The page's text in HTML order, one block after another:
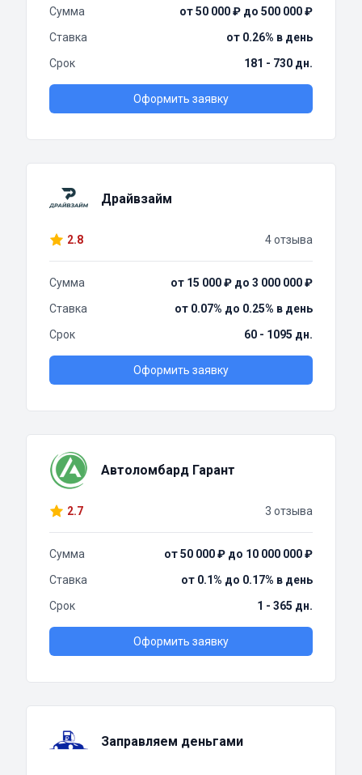
Сумма
от 50 000 ₽ до 500 000 ₽
Ставка
от 0.26% в день
Срок
181 - 730 дн.
Оформить заявку
Драйвзайм
2.8 4 отзыва
Сумма
от 15 000 ₽ до 3 000 000 ₽
Ставка
от 0.07% до 0.25% в день
Срок
60 - 1095 дн.
Оформить заявку
Автоломбард Гарант
2.7 3 отзыва
Сумма
от 50 000 ₽ до 10 000 000 ₽
Ставка
от 0.1% до 0.17% в день
Срок
1 - 365 дн.
Оформить заявку
Заправляем деньгами